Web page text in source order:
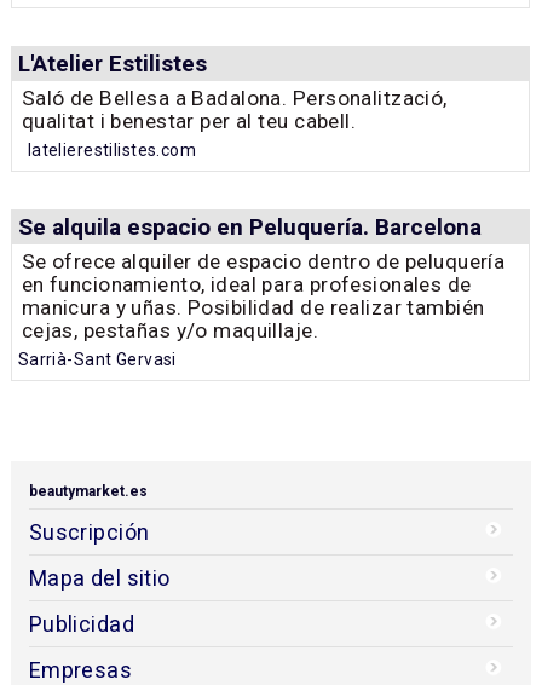
L'Atelier Estilistes
Saló de Bellesa a Badalona. Personalització,
qualitat i benestar per al teu cabell.
latelierestilistes.com
Se alquila espacio en Peluquería. Barcelona
Se ofrece alquiler de espacio dentro de peluquería
en funcionamiento, ideal para profesionales de
manicura y uñas. Posibilidad de realizar también
cejas, pestañas y/o maquillaje.
Sarrià-Sant Gervasi
beautymarket.es
Suscripción
Mapa del sitio
Publicidad
Empresas